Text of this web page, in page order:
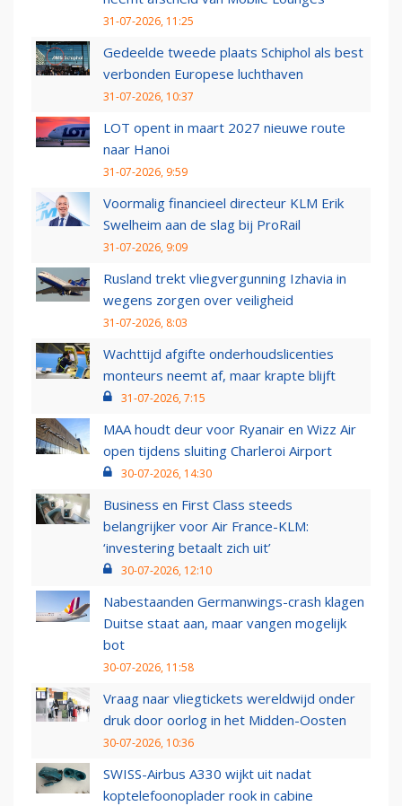
31-07-2026, 11:25
Gedeelde tweede plaats Schiphol als best
verbonden Europese luchthaven
31-07-2026, 10:37
LOT opent in maart 2027 nieuwe route
naar Hanoi
31-07-2026, 9:59
Voormalig financieel directeur KLM Erik
Swelheim aan de slag bij ProRail
31-07-2026, 9:09
Rusland trekt vliegvergunning Izhavia in
wegens zorgen over veiligheid
31-07-2026, 8:03
Wachttijd afgifte onderhoudslicenties
monteurs neemt af, maar krapte blijft
31-07-2026, 7:15
MAA houdt deur voor Ryanair en Wizz Air
open tijdens sluiting Charleroi Airport
30-07-2026, 14:30
Business en First Class steeds
belangrijker voor Air France-KLM:
‘investering betaalt zich uit’
30-07-2026, 12:10
Nabestaanden Germanwings-crash klagen
Duitse staat aan, maar vangen mogelijk
bot
30-07-2026, 11:58
Vraag naar vliegtickets wereldwijd onder
druk door oorlog in het Midden-Oosten
30-07-2026, 10:36
SWISS-Airbus A330 wijkt uit nadat
koptelefoonoplader rook in cabine